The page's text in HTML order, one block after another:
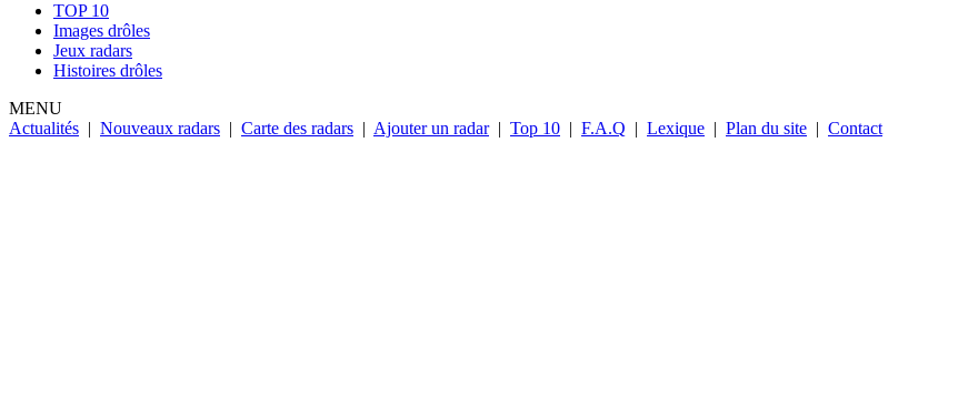
TOP 10
Images drôles
Jeux radars
Histoires drôles
MENU
Actualités | Nouveaux radars | Carte des radars | Ajouter un radar | Top 10 | F.A.Q | Lexique | Plan du site | Contact